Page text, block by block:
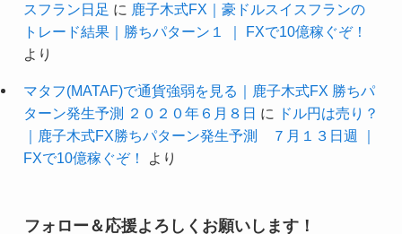
スフラン日足 に 鹿子木式FX｜豪ドルスイスフランの
トレード結果｜勝ちパターン１ ｜ FXで10億稼ぐぞ！
より
マタフ(MATAF)で通貨強弱を見る｜鹿子木式FX 勝ちパ
ターン発生予測 ２０２０年６月８日 に
ドル円は売り？
｜鹿子木式FX勝ちパターン発生予測 ７月１３日週 ｜
FXで10億稼ぐぞ！
より
フォロー＆応援よろしくお願いします！